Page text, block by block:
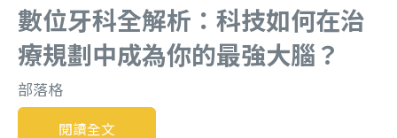
數位牙科全解析：科技如何在治
療規劃中成為你的最強大腦？
部落格
閱讀全文